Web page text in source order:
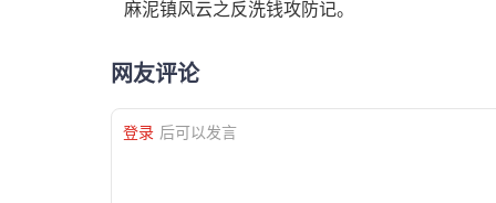
麻泥镇风云之反洗钱攻防记。
网友评论
登录 后可以发言